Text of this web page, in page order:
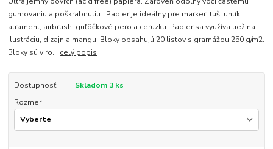
gumovaniu a poškrabnutiu. Papier je ideálny pre marker, tuš, uhlík,
atrament, airbrush, guľôčkové pero a ceruzku. Papier sa využíva tiež na
ilustráciu, dizajn a mangu. Bloky obsahujú 20 listov s gramážou 250 g/m2.
Bloky sú v ro... celý popis
Dostupnosť
Skladom 3 ks
Rozmer